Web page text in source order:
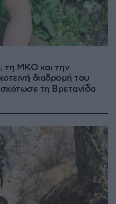
τη ΜΚΟ και την
διαδρομή του
τη Βρετανίδα